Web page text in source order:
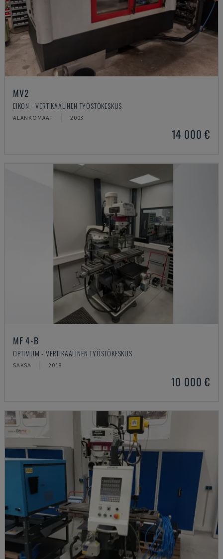
MV2
EIKON - VERTIKAALINEN TYÖSTÖKESKUS
ALANKOMAAT 2003
14 000 €
MF 4-B
OPTIMUM - VERTIKAALINEN TYÖSTÖKESKUS
SAKSA 2018
10 000 €